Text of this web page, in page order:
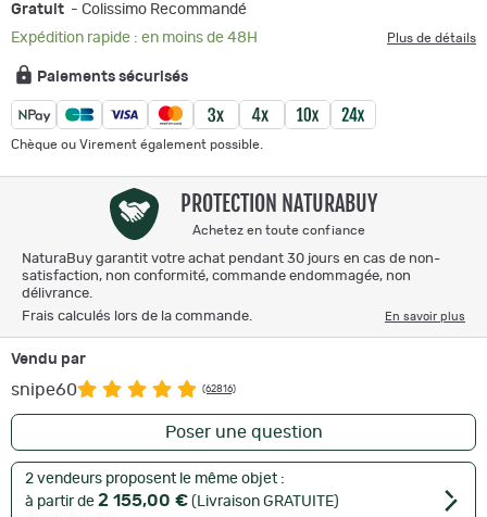
Gratuit - Colissimo Recommandé
Expédition rapide : en moins de 48H
Plus de détails
Paiements sécurisés
Chèque ou Virement également possible.
PROTECTION NATURABUY
Achetez en toute confiance
NaturaBuy garantit votre achat pendant 30 jours en cas de non-
satisfaction, non conformité, commande endommagée, non
délivrance.
Frais calculés lors de la commande.
En savoir plus
Vendu par
snipe60 (62816)
Poser une question
2 vendeurs proposent le même objet :
à partir de 2 155,00 € (Livraison GRATUITE)